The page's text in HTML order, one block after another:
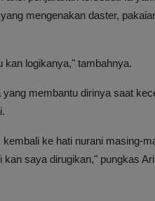
mengenakan daster,
kan logikanya," tambahnya.
membantu dirinya saat
ke hati nurani masing-
saya dirugikan," pungkas